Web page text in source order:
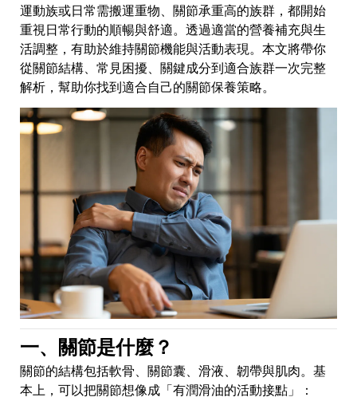
運動族或日常需搬運重物、關節承重高的族群，都開始
重視日常行動的順暢與舒適。透過適當的營養補充與生
活調整，有助於維持關節機能與活動表現。本文將帶你
從關節結構、常見困擾、關鍵成分到適合族群一次完整
解析，幫助你找到適合自己的關節保養策略。
一、關節是什麼？
關節的結構包括軟骨、關節囊、滑液、韌帶與肌肉。基
本上，可以把關節想像成「有潤滑油的活動接點」：